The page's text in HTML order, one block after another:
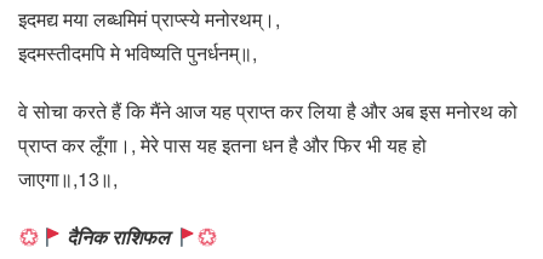
इदमद्य मया लब्धमिमं प्राप्स्ये मनोरथम्‌।,
इदमस्तीदमपि मे भविष्यति पुनर्धनम्‌॥,
वे सोचा करते हैं कि मैंने आज यह प्राप्त कर लिया है और अब इस मनोरथ को
प्राप्त कर लूँगा।, मेरे पास यह इतना धन है और फिर भी यह हो
जाएगा॥,13॥,
दैनिक राशिफल